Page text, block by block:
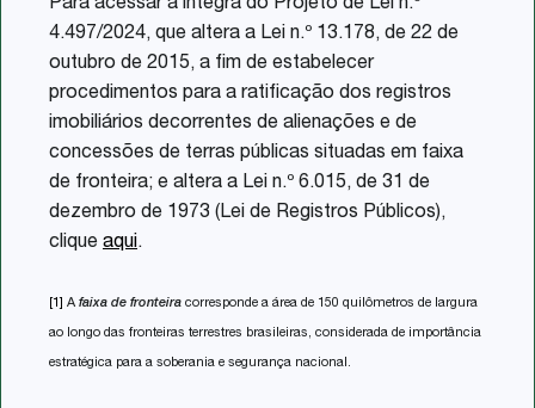
Para acessar a íntegra do Projeto de Lei n.º
4.497/2024, que altera a Lei n.º 13.178, de 22 de
outubro de 2015, a fim de estabelecer
procedimentos para a ratificação dos registros
imobiliários decorrentes de alienações e de
concessões de terras públicas situadas em faixa
de fronteira; e altera a Lei n.º 6.015, de 31 de
dezembro de 1973 (Lei de Registros Públicos),
clique aqui.
[1] A faixa de fronteira corresponde a área de 150 quilômetros de largura
ao longo das fronteiras terrestres brasileiras, considerada de importância
estratégica para a soberania e segurança nacional.